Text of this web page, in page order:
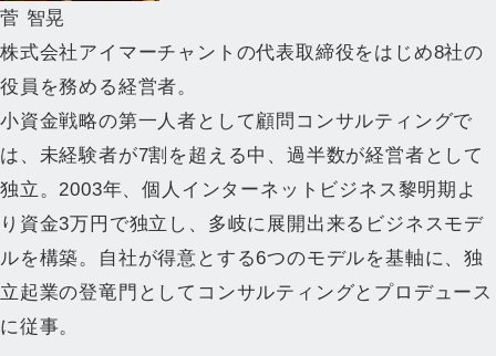
菅 智晃
株式会社アイマーチャントの代表取締役をはじめ8社の
役員を務める経営者。
小資金戦略の第一人者として顧問コンサルティングで
は、未経験者が7割を超える中、過半数が経営者として
独立。2003年、個人インターネットビジネス黎明期よ
り資金3万円で独立し、多岐に展開出来るビジネスモデ
ルを構築。自社が得意とする6つのモデルを基軸に、独
立起業の登竜門としてコンサルティングとプロデュース
に従事。